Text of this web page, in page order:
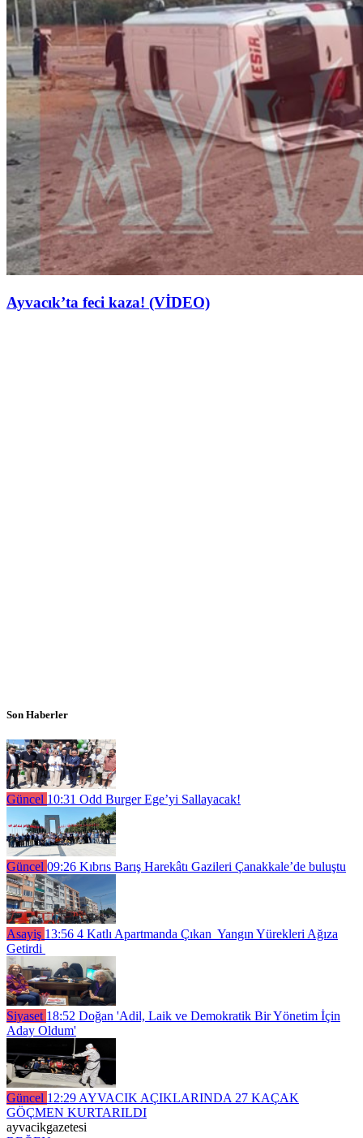
Ayvacık’ta feci kaza! (VİDEO)
Son Haberler
Güncel 10:31 Odd Burger Ege’yi Sallayacak!
Güncel 09:26 Kıbrıs Barış Harekâtı Gazileri Çanakkale’de buluştu
Asayiş 13:56 4 Katlı Apartmanda Çıkan Yangın Yürekleri Ağıza
Getirdi
Siyaset 18:52 Doğan 'Adil, Laik ve Demokratik Bir Yönetim İçin
Aday Oldum'
Güncel 12:29 AYVACIK AÇIKLARINDA 27 KAÇAK
GÖÇMEN KURTARILDI
ayvacikgazetesi